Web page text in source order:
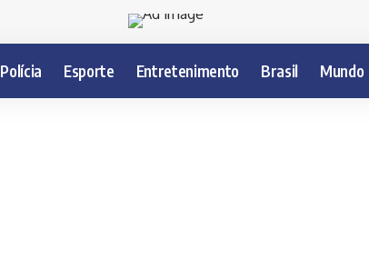
Polícia Esporte Entretenimento Brasil Mundo